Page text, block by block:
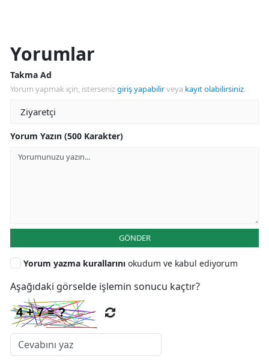
Yorumlar
Takma Ad
Yorum yapmak için, istersenizgiriş yapabilirveya kayıt olabilirsiniz.
Yorum Yazın (500 Karakter)
GÖNDER
Yorum yazma kurallarını okudum ve kabul ediyorum
Aşağıdaki görselde işlemin sonucu kaçtır?